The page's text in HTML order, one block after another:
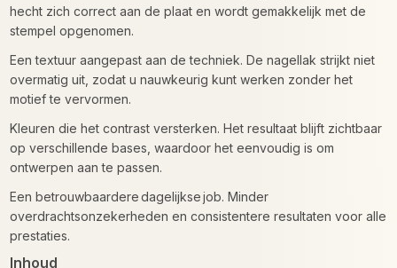
hecht zich correct aan de plaat en wordt gemakkelijk met de
stempel opgenomen.
Een textuur aangepast aan de techniek. De nagellak strijkt niet
overmatig uit, zodat u nauwkeurig kunt werken zonder het
motief te vervormen.
Kleuren die het contrast versterken. Het resultaat blijft zichtbaar
op verschillende bases, waardoor het eenvoudig is om
ontwerpen aan te passen.
Een betrouwbaardere dagelijkse job. Minder
overdrachtsonzekerheden en consistentere resultaten voor alle
prestaties.
Inhoud